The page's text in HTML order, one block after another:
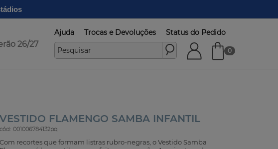
26/27
Ajuda Trocas e Devoluções Status do Pedido
0
VESTIDO FLAMENGO SAMBA INFANTIL
cód: 001006784132pq
Com recortes que formam listras rubro-negras, o Vestido Samba